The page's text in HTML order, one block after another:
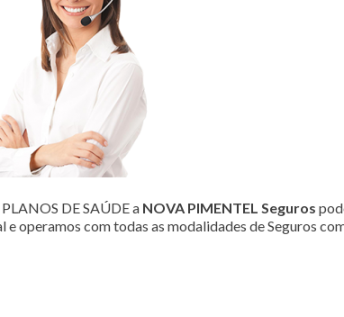
DE SAÚDE a NOVA PIMENTEL Seguros
operamos com todas as modalidades de Seguros